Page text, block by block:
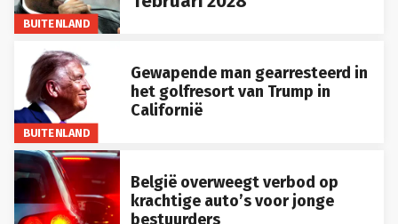
BUITENLAND
BUITENLAND
het golfresort van Trump in
Californië
krachtige auto’s voor jonge
bestuurders